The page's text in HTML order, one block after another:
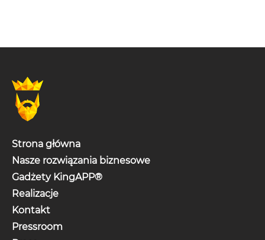
Strona główna
Nasze rozwiązania biznesowe
Gadżety KingAPP®
Realizacje
Kontakt
Pressroom